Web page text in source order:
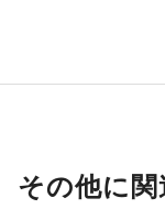
その他に